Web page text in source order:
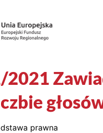
2021
prawna